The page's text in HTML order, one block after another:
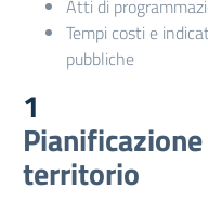
Atti di
Tempi costi e
pubbliche
1
territorio